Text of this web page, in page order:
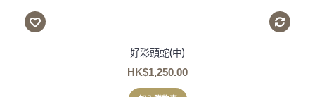
好彩頭蛇(中)
HK$1,250.00